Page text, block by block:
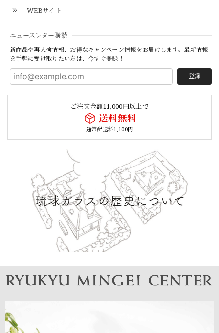
WEBサイト
ニュースレター購読
新商品や再入荷情報、お得なキャンペーン情報をお届けします。最新情報
を手軽に受け取りたい方は、今すぐ登録！
登録
ご注文金額11,000円以上で
送料無料
通常配送料1,100円